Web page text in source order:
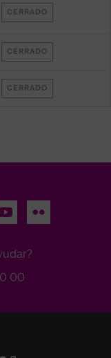
CERRADO
CERRADO
CERRADO
Flickr
00